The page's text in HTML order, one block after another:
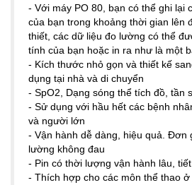
- Với máy PO 80, bạn có thể ghi lại
của bạn trong khoảng thời gian lên
thiết, các dữ liệu đo lường có thể
tính của bạn hoặc in ra như là một
- Kích thước nhỏ gọn và thiết kế
dụng tại nhà và di chuyển
- SpO2, Dạng sóng thể tích đồ, tần
- Sử dụng với hầu hết các bệnh
và người lớn
- Vận hành dễ dàng, hiệu quả. Đơn
lường không đau
- Pin có thời lượng vận hành lâu,
- Thích hợp cho các môn thể thao